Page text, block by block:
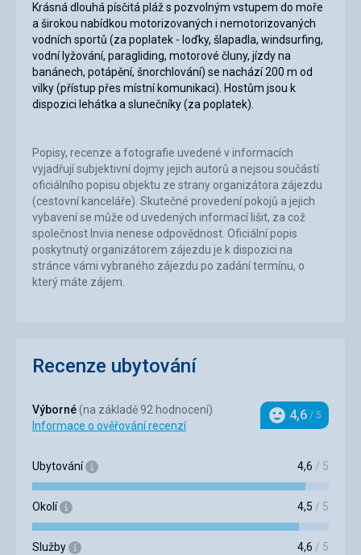
Krásná dlouhá písčitá pláž s pozvolným vstupem do moře
a širokou nabídkou motorizovaných i nemotorizovaných
vodních sportů (za poplatek - loďky, šlapadla, windsurfing,
vodní lyžování, paragliding, motorové čluny, jízdy na
banánech, potápění, šnorchlování) se nachází 200 m od
vilky (přístup přes místní komunikaci). Hostům jsou k
dispozici lehátka a slunečníky (za poplatek).
Popisy, recenze a fotografie uvedené v informacích
vyjadřují subjektivní dojmy jejich autorů a nejsou součástí
oficiálního popisu objektu ze strany organizátora zájezdu
(cestovní kanceláře). Skutečné provedení pokojů a jejich
vybavení se může od uvedených informací lišit, za což
společnost Invia nenese odpovědnost. Oficiální popis
poskytnutý organizátorem zájezdu je k dispozici na
stránce vámi vybraného zájezdu po zadání termínu, o
který máte zájem.
Recenze ubytování
Výborné (na základě 92 hodnocení)
Informace o ověřování recenzí
Hodnocení
4,6 / 5
Ubytování 4,6 / 5
Okolí 4,5 / 5
Služby 4,6 / 5